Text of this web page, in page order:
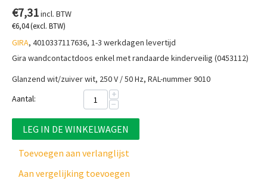
€7,31incl. BTW
€6,04(excl. BTW)
GIRA, 4010337117636, 1-3 werkdagen levertijd
Gira wandcontactdoos enkel met randaarde kinderveilig (0453112)
Glanzend wit/zuiver wit, 250 V / 50 Hz, RAL-nummer 9010
Aantal:
+
−
LEG IN DE WINKELWAGEN
Toevoegen aan verlanglijst
Aan vergelijking toevoegen